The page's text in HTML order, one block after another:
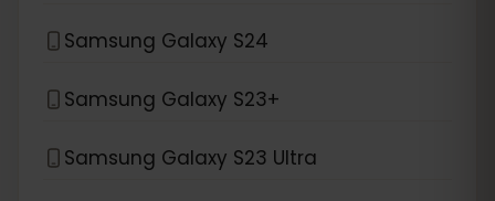
Samsung Galaxy S24
Samsung Galaxy S23+
Samsung Galaxy S23 Ultra